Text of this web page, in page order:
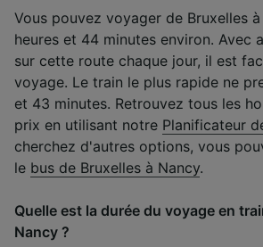
Vous pouvez voyager de Bruxelles
heures et 44 minutes environ. Avec
sur cette route chaque jour, il est
voyage. Le train le plus rapide ne
et 43 minutes. Retrouvez tous les
prix en utilisant notre Planificateur
cherchez d'autres options, vous
le bus de Bruxelles à Nancy.
Quelle est la durée du voyage en
Nancy ?